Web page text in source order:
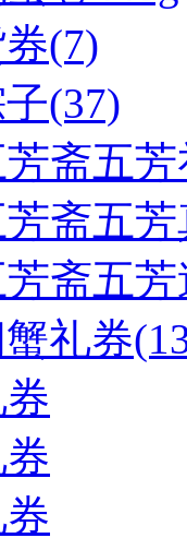
(7)
(37)
斋五
斋五
斋五
礼券